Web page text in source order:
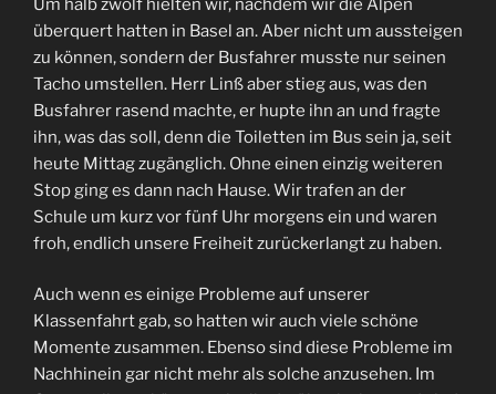
Um halb zwölf hielten wir, nachdem wir die Alpen
überquert hatten in Basel an. Aber nicht um aussteigen
zu können, sondern der Busfahrer musste nur seinen
Tacho umstellen. Herr Linß aber stieg aus, was den
Busfahrer rasend machte, er hupte ihn an und fragte
ihn, was das soll, denn die Toiletten im Bus sein ja, seit
heute Mittag zugänglich. Ohne einen einzig weiteren
Stop ging es dann nach Hause. Wir trafen an der
Schule um kurz vor fünf Uhr morgens ein und waren
froh, endlich unsere Freiheit zurückerlangt zu haben.
Auch wenn es einige Probleme auf unserer
Klassenfahrt gab, so hatten wir auch viele schöne
Momente zusammen. Ebenso sind diese Probleme im
Nachhinein gar nicht mehr als solche anzusehen. Im